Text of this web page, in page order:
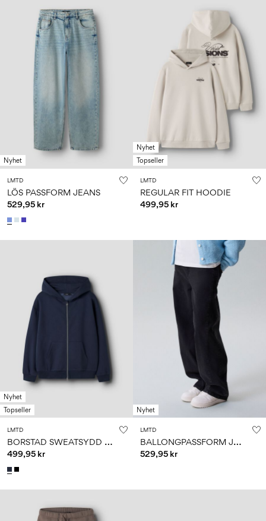
Nyhet
LMTD
LÖS PASSFORM JEANS
529,95 kr
Nyhet
Topseller
LMTD
REGULAR FIT HOODIE
499,95 kr
Nyhet
Topseller
LMTD
B
ORSTAD SWEATSYDD HOODIE MED BLIXTLÅS
499,95 kr
Nyhet
LMTD
B
ALLONGPASSFORM JEANS
529,95 kr